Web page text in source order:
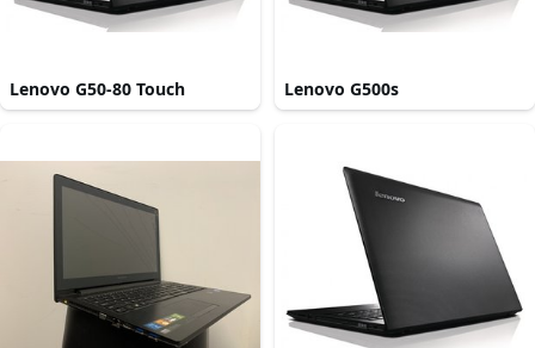
Lenovo G50-80 Touch Lenovo G500s